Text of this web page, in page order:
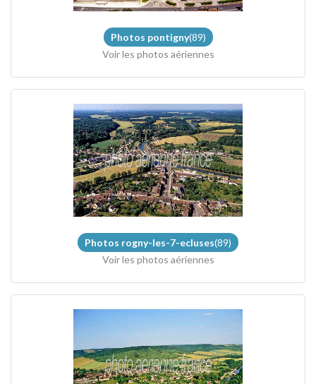
Photos pontigny(89)
Voir les photos aériennes
Photos rogny-les-7-ecluses(89)
Voir les photos aériennes